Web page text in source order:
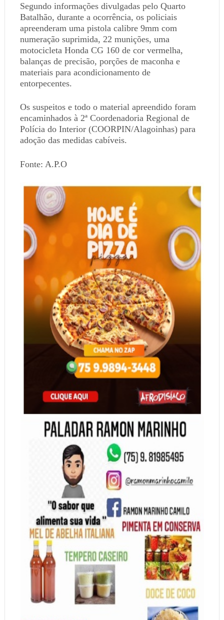
Segundo informações divulgadas pelo Quarto
Batalhão, durante a ocorrência, os policiais
apreenderam uma pistola calibre 9mm com
numeração suprimida, 22 munições, uma
motocicleta Honda CG 160 de cor vermelha,
balanças de precisão, porções de maconha e
materiais para acondicionamento de
entorpecentes.
Os suspeitos e todo o material apreendido foram
encaminhados à 2ª Coordenadoria Regional de
Polícia do Interior (COORPIN/Alagoinhas) para
adoção das medidas cabíveis.
Fonte: A.P.O